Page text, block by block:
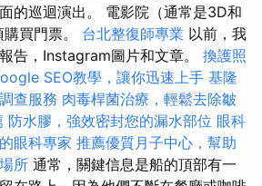
的巡迴演出。 電影院（通常是3D和
買門票。 台北整復師專業 以前，我
告，Instagram圖片和文章。 換護照
SEO教學，讓你迅速上手 基隆
查服務 肉毒桿菌治療，輕鬆去除皺
防水膠，強效密封您的漏水部位 眼科
眼科專家 推薦優質月子中心，幫助
所 通常，關鍵信息是船的頂部有一